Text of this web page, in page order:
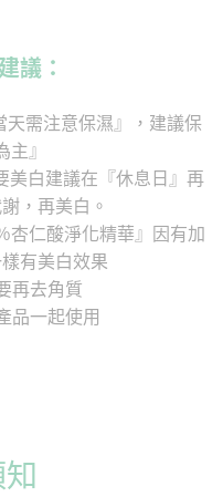
議：
需注意保濕』，建議保
』
白建議在『休息日』再
，再美白。
杏仁酸淨化精華』因有加
有美白效果
再去角質
品一起使用